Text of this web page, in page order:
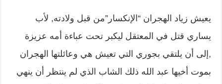
يعيش زياد الهجران “الإنكسار”من قبل ولادته, لأب
يساري قتل في المعتقل ليكبر تحت عباءة أمه عزيزة
,إلى أن يلتقي بجوري التي تعيش هي وعائلتها الهجران
بموت أخيها عبد الله ذلك الشاب الذي لم ينتظر أن ينهي